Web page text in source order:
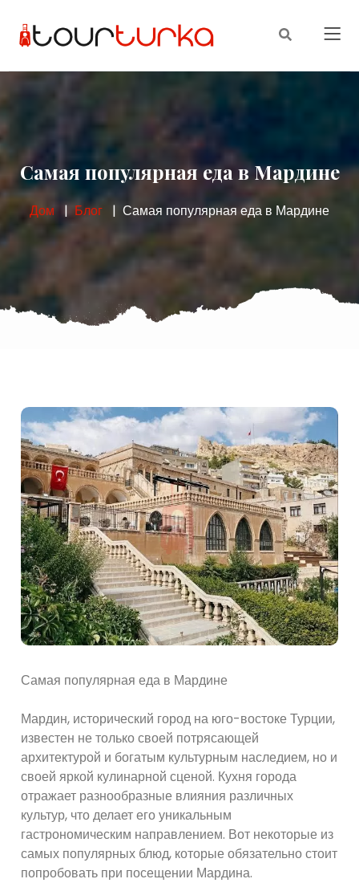
Самая популярная еда в Мардине
Дом Блог Самая популярная еда в Мардине
Самая популярная еда в Мардине
Мардин, исторический город на юго-востоке Турции,
известен не только своей потрясающей
архитектурой и богатым культурным наследием, но и
своей яркой кулинарной сценой. Кухня города
отражает разнообразные влияния различных
культур, что делает его уникальным
гастрономическим направлением. Вот некоторые из
самых популярных блюд, которые обязательно стоит
попробовать при посещении Мардина.